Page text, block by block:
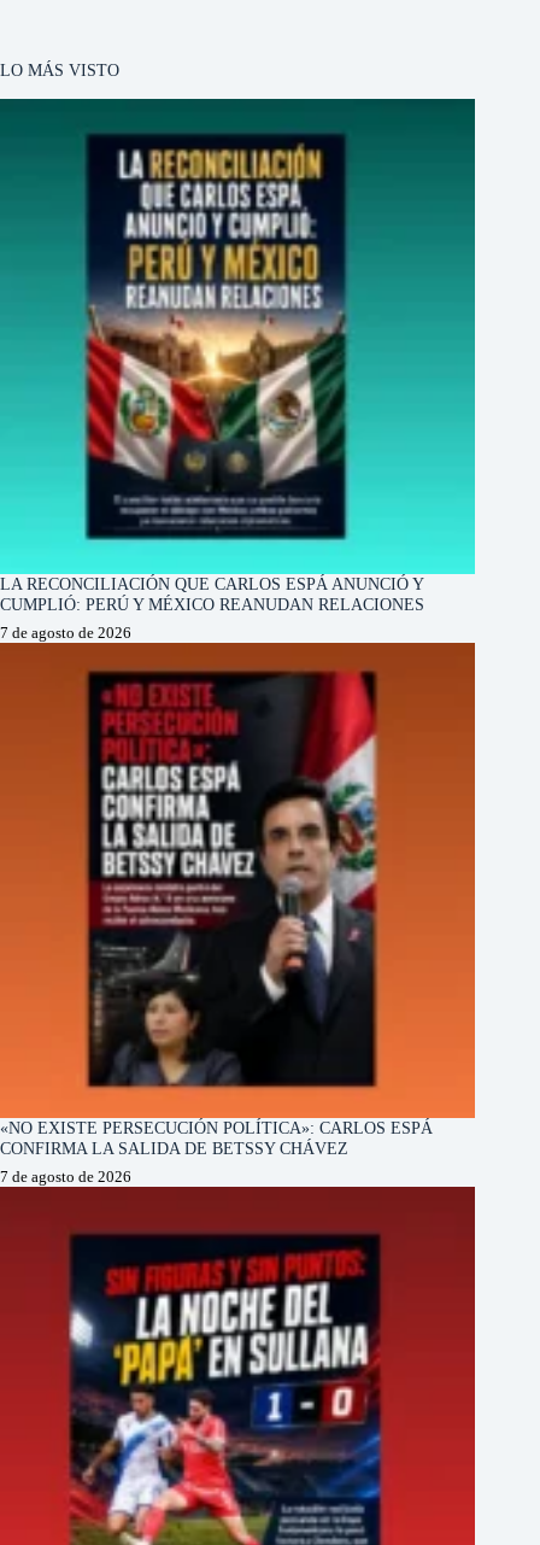
LO MÁS VISTO
LA RECONCILIACIÓN QUE CARLOS ESPÁ ANUNCIÓ Y
CUMPLIÓ: PERÚ Y MÉXICO REANUDAN RELACIONES
7 de agosto de 2026
«NO EXISTE PERSECUCIÓN POLÍTICA»: CARLOS ESPÁ
CONFIRMA LA SALIDA DE BETSSY CHÁVEZ
7 de agosto de 2026